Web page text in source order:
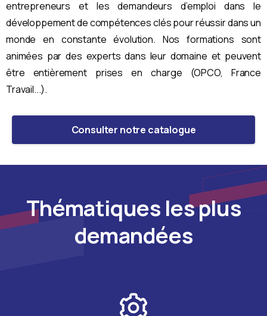
entrepreneurs et les demandeurs d’emploi dans le
développement de compétences clés pour réussir dans un
monde en constante évolution. Nos formations sont
animées par des experts dans leur domaine et peuvent
être entièrement prises en charge (OPCO, France
Travail...).
Consulter notre catalogue
Thématiques les plus
demandées